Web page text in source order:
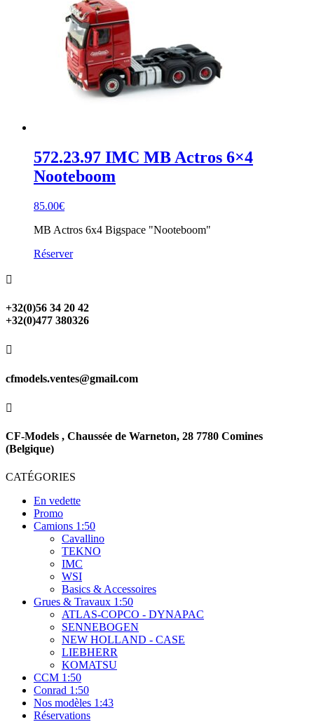
572.23.97 IMC MB Actros 6×4
Nooteboom
85.00€
MB Actros 6x4 Bigspace "Nooteboom"
Réserver

+32(0)56 34 20 42
+32(0)477 380326

cfmodels.ventes@gmail.com

CF-Models , Chaussée de Warneton, 28 7780 Comines
(Belgique)
CATÉGORIES
En vedette
Promo
Camions 1:50
Cavallino
TEKNO
IMC
WSI
Basics & Accessoires
Grues & Travaux 1:50
ATLAS-COPCO - DYNAPAC
SENNEBOGEN
NEW HOLLAND - CASE
LIEBHERR
KOMATSU
CCM 1:50
Conrad 1:50
Nos modèles 1:43
Réservations